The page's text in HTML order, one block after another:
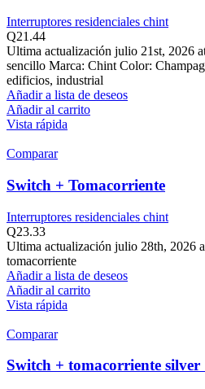
Interruptores residenciales chint
Q21.44
Ultima actualización julio 21st, 2026
sencillo Marca: Chint Color:
edificios, industrial
Añadir a lista de deseos
Añadir al carrito
Vista rápida
Comparar
Switch + Tomacorriente
Interruptores residenciales chint
Q23.33
Ultima actualización julio 28th, 2026
tomacorriente
Añadir a lista de deseos
Añadir al carrito
Vista rápida
Comparar
Switch + tomacorriente